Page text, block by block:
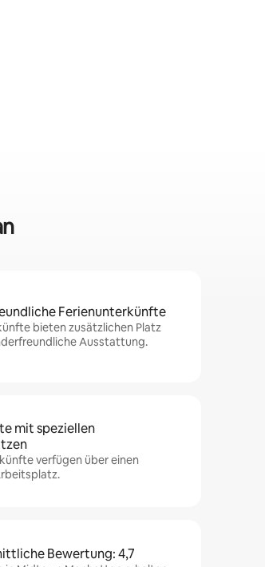
Ferienunterkünfte
bieten zusätzlichen Platz
Ausstattung.
mit speziellen
verfügen über einen
Bewertung: 4,7